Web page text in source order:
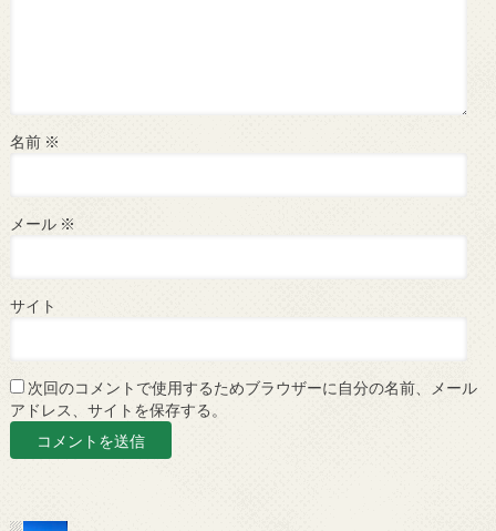
名前 ※
メール ※
サイト
次回のコメントで使用するためブラウザーに自分の名前、メール
アドレス、サイトを保存する。